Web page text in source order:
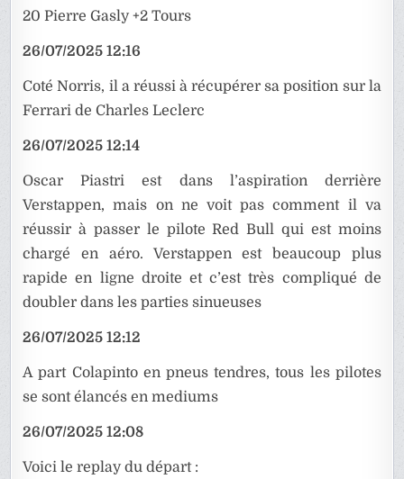
20 Pierre Gasly +2 Tours
26/07/2025 12:16
Coté Norris, il a réussi à récupérer sa position sur la
Ferrari de Charles Leclerc
26/07/2025 12:14
Oscar Piastri est dans l’aspiration derrière
Verstappen, mais on ne voit pas comment il va
réussir à passer le pilote Red Bull qui est moins
chargé en aéro. Verstappen est beaucoup plus
rapide en ligne droite et c’est très compliqué de
doubler dans les parties sinueuses
26/07/2025 12:12
A part Colapinto en pneus tendres, tous les pilotes
se sont élancés en mediums
26/07/2025 12:08
Voici le replay du départ :